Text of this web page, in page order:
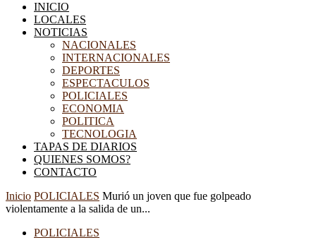
INICIO
LOCALES
NOTICIAS
NACIONALES
INTERNACIONALES
DEPORTES
ESPECTACULOS
POLICIALES
ECONOMIA
POLITICA
TECNOLOGIA
TAPAS DE DIARIOS
QUIENES SOMOS?
CONTACTO
Inicio POLICIALES Murió un joven que fue golpeado
violentamente a la salida de un...
POLICIALES